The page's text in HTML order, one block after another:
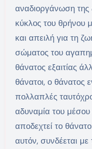
αναδιοργάνωση της
κύκλος του θρήνου
και απειλή για τη
σώματος του
θάνατος εξαιτίας
θάνατοι, ο θάνατος
πολλαπλές
αδυναμία του
αποδεχτεί το θάνατο
αυτόν, συνδέεται